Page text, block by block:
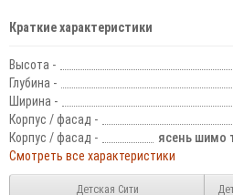
Краткие характеристики
Высота -
Глубина -
Ширина -
Корпус / фасад -
Корпус / фасад -
ясень шимо
Смотреть все характеристики
Детская Сити